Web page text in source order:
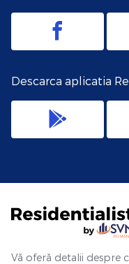
Descarca aplicatia
Vă oferă detalii despre